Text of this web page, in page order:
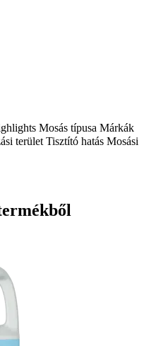
Mosás típusa Márkák
terület Tisztító hatás Mosási